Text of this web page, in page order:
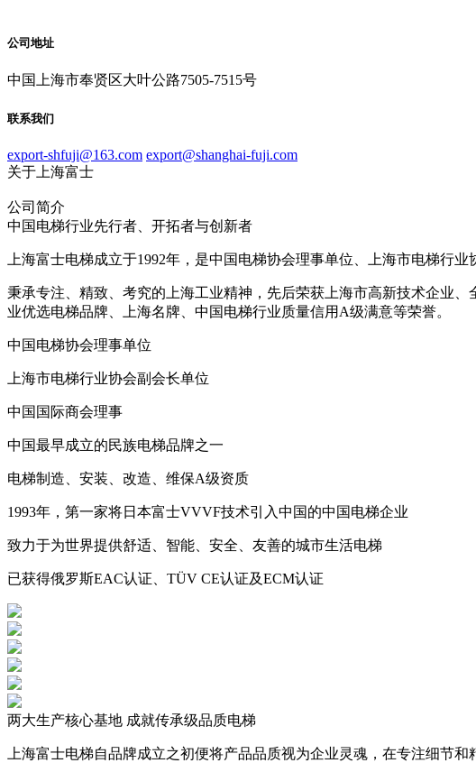
公司地址
中国上海市奉贤区大叶公路7505-7515号
联系我们
export-shfuji@163.com export@shanghai-fuji.com
关于上海富士
公司简介
中国电梯行业先行者、开拓者与创新者
上海富士电梯成立于1992年，是中国电梯协会理事单位、上海市电梯行
秉承专注、精致、考究的上海工业精神，先后荣获上海市高新技术企业
业优选电梯品牌、上海名牌、中国电梯行业质量信用A级满意等荣誉。
中国电梯协会理事单位
上海市电梯行业协会副会长单位
中国国际商会理事
中国最早成立的民族电梯品牌之一
电梯制造、安装、改造、维保A级资质
1993年，第一家将日本富士VVVF技术引入中国的中国电梯企业
致力于为世界提供舒适、智能、安全、友善的城市生活电梯
已获得俄罗斯EAC认证、TÜV CE认证及ECM认证
两大生产核心基地 成就传承级品质电梯
上海富士电梯自品牌成立之初便将产品品质视为企业灵魂，在专注细节